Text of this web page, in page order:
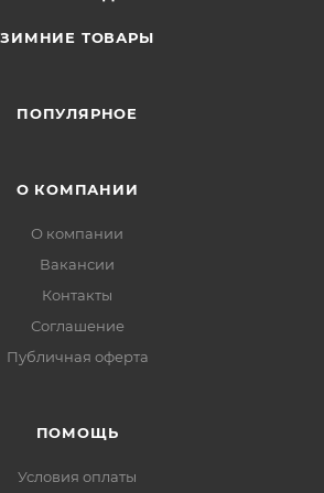
ЗИМНИЕ ТОВАРЫ
ПОПУЛЯРНОЕ
О КОМПАНИИ
О компании
Вакансии
Контакты
Соглашение
Публичная оферта
ПОМОЩЬ
Условия оплаты